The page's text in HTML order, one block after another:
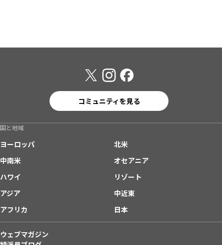
コミュニティを見る
国と地域
ヨーロッパ
北米
中南米
オセアニア
ハワイ
リゾート
アジア
中近東
アフリカ
日本
ウェブマガジン